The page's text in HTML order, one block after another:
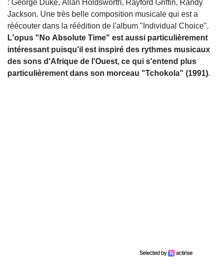
: George Duke, Allan Holdsworth, Rayford Griffin, Randy
Jackson. Une très belle composition musicale qui est a
réécouter dans la réédition de l'album "Individual Choice".
L'opus "No Absolute Time" est aussi particulièrement
intéressant puisqu'il est inspiré des rythmes musicaux
des sons d'Afrique de l'Ouest, ce qui s'entend plus
particulièrement dans son morceau "Tchokola" (1991).